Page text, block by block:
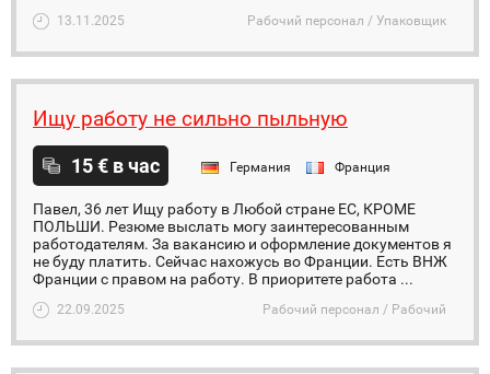
13.11.2025 Рабочий персонал / Упаковщик
Ищу работу не сильно пыльную
15 € в час Германия Франция
Павел, 36 лет Ищу работу в Любой стране ЕС, КРОМЕ
ПОЛЬШИ. Резюме выслать могу заинтересованным
работодателям. За вакансию и оформление документов я
не буду платить. Сейчас нахожусь во Франции. Есть ВНЖ
Франции с правом на работу. В приоритете работа ...
22.09.2025 Рабочий персонал / Рабочий